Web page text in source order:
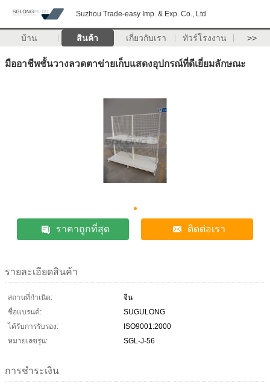
Suzhou Trade-easy Imp. & Exp. Co., Ltd
บ้าน สินค้า เกี่ยวกับเรา ทัวร์โรงงาน >>
มืออาชีพชั้นวางลวดตาข่ายเก็บแสดงอุปกรณ์ที่ดีเยี่ยมลักษณะ
ราคาถูกที่สุด ติดต่อเรา
รายละเอียดสินค้า
สถานที่กำเนิด:
จีน
ชื่อแบรนด์:
SUGULONG
ได้รับการรับรอง:
ISO9001:2000
หมายเลขรุ่น:
SGL-J-56
การชำระเงิน